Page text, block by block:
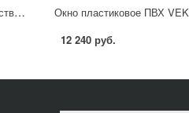
Окно пластиковое ПВХ VEKA двустворчатое 1410x1160 мм (ВхШ) двухкамерный стеклопакет белый/белый
12 240 руб.